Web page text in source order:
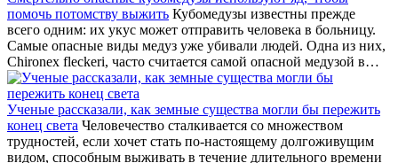
помочь потомству выжить Кубомедузы известны прежде
всего одним: их укус может отправить человека в больницу.
Самые опасные виды медуз уже убивали людей. Одна из них,
Chironex fleckeri, часто считается самой опасной медузой в…
Ученые рассказали, как земные существа могли бы пережить
конец света Человечество сталкивается со множеством
трудностей, если хочет стать по-настоящему долгоживущим
видом, способным выживать в течение длительного времени